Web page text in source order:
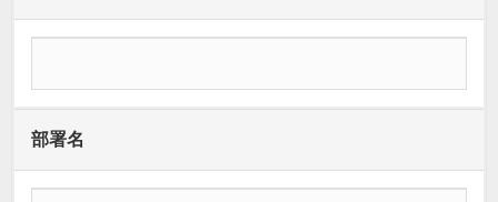
部署名